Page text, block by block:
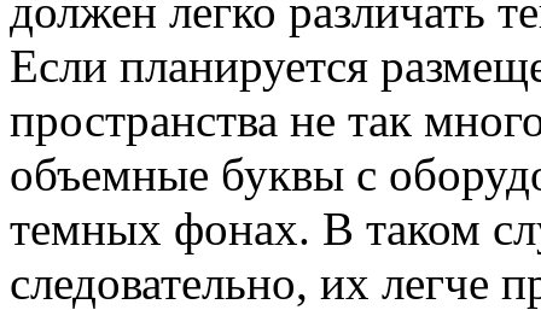
должен легко различать
Если планируется
пространства не так
объемные буквы с
темных фонах. В таком
следовательно, их легче